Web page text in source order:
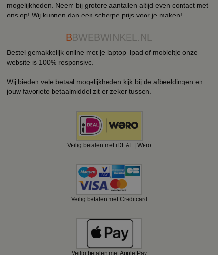
mogelijkheden. Neem bij grotere aantallen altijd even contact met
ons op! Wij kunnen dan een scherpe prijs voor je maken!
BBWEBWINKEL.NL
Bestel gemakkelijk online met je laptop, ipad of mobieltje onze
website is 100% responsive.
Wij bieden vele betaal mogelijkheden kijk bij de afbeeldingen en
jouw favoriete betaalmiddel zit er zeker tussen.
Veilig betalen met iDEAL | Wero
Veilig betalen met Creditcard
Veilig betalen met Apple Pay